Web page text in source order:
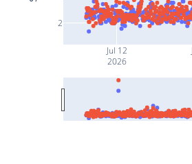
Jul 12
2026
2